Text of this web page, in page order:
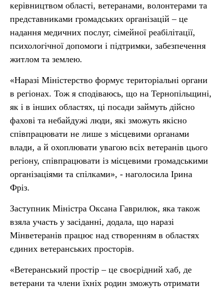
керівництвом області, ветеранами, волонтерами та
представниками громадських організацій – це
надання медичних послуг, сімейної реабілітації,
психологічної допомоги і підтримки, забезпечення
житлом та землею.
«Наразі Міністерство формує територіальні органи
в регіонах. Тож я сподіваюсь, що на Тернопільщині,
як і в інших областях, ці посади займуть дійсно
фахові та небайдужі люди, які зможуть якісно
співпрацювати не лише з місцевими органами
влади, а й охоплювати увагою всіх ветеранів цього
регіону, співпрацювати із місцевими громадськими
організаціями та спілками», - наголосила Ірина
Фріз.
Заступник Міністра Оксана Гаврилюк, яка також
взяла участь у засіданні, додала, що наразі
Мінветеранів працює над створенням в областях
єдиних ветеранських просторів.
«Ветеранський простір – це своєрідний хаб, де
ветерани та члени їхніх родин зможуть отримати